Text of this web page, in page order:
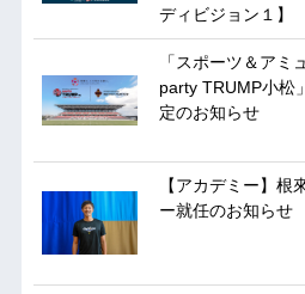
ディビジョン１】
「スポーツ＆アミ
party TRUMP小松
定のお知らせ
【アカデミー】根
ー就任のお知らせ